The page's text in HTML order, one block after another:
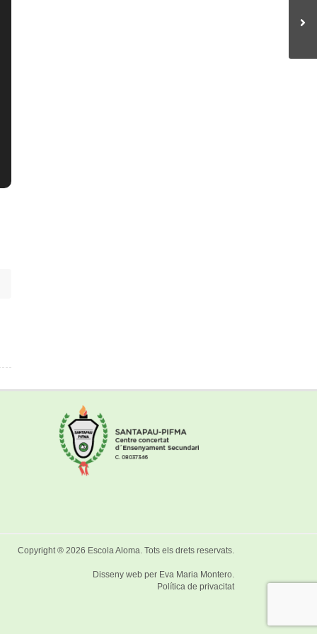
Copyright ® 2026 Escola Aloma . Tots els drets reservats.
Disseny web per Eva Maria Montero
Política de privacitat